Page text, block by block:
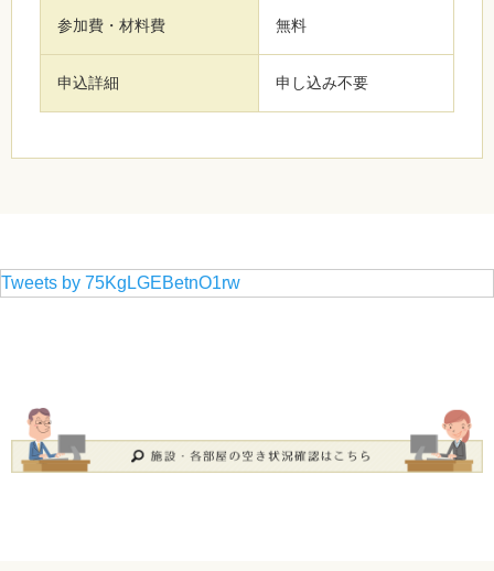
参加費・材料費 無料
申込詳細 申し込み不要
Tweets by 75KgLGEBetnO1rw